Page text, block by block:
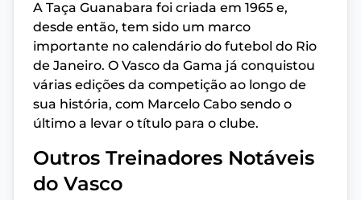
A Taça Guanabara foi criada em 1965 e,
desde então, tem sido um marco
importante no calendário do futebol do Rio
de Janeiro. O Vasco da Gama já conquistou
várias edições da competição ao longo de
sua história, com Marcelo Cabo sendo o
último a levar o título para o clube.
Outros Treinadores Notáveis
do Vasco